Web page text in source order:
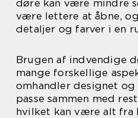
døre kan være mindre
være lettere at åbne,
detaljer og farver i en
Brugen af indvendige
mange forskellige
omhandler designet
passe sammen med
hvilket kan være alt